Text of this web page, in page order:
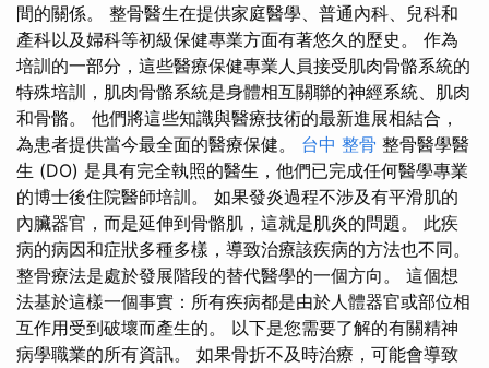
間的關係。 整骨醫生在提供家庭醫學、普通內科、兒科和
產科以及婦科等初級保健專業方面有著悠久的歷史。 作為
培訓的一部分，這些醫療保健專業人員接受肌肉骨骼系統的
特殊培訓，肌肉骨骼系統是身體相互關聯的神經系統、肌肉
和骨骼。 他們將這些知識與醫療技術的最新進展相結合，
為患者提供當今最全面的醫療保健。 台中 整骨 整骨醫學醫
生 (DO) 是具有完全執照的醫生，他們已完成任何醫學專業
的博士後住院醫師培訓。 如果發炎過程不涉及有平滑肌的
內臟器官，而是延伸到骨骼肌，這就是肌炎的問題。 此疾
病的病因和症狀多種多樣，導致治療該疾病的方法也不同。
整骨療法是處於發展階段的替代醫學的一個方向。 這個想
法基於這樣一個事實：所有疾病都是由於人體器官或部位相
互作用受到破壞而產生的。 以下是您需要了解的有關精神
病學職業的所有資訊。 如果骨折不及時治療，可能會導致